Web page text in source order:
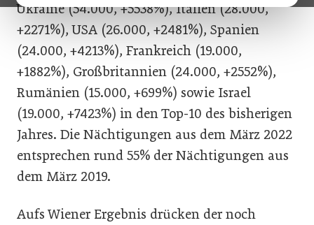
Ukraine (54.000, +5538%), Italien (28.000,
+2271%), USA (26.000, +2481%), Spanien
(24.000, +4213%), Frankreich (19.000,
+1882%), Großbritannien (24.000, +2552%),
Rumänien (15.000, +699%) sowie Israel
(19.000, +7423%) in den Top-10 des bisherigen
Jahres. Die Nächtigungen aus dem März 2022
entsprechen rund 55% der Nächtigungen aus
dem März 2019.
Aufs Wiener Ergebnis drücken der noch